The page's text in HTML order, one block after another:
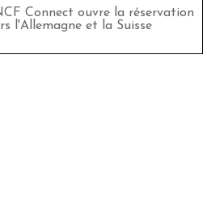
Connect ouvre la réservation
l'Allemagne et la Suisse